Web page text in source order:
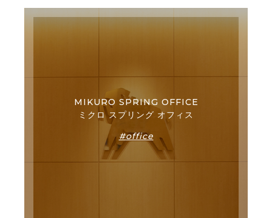
MIKURO SPRING OFFICE
ミクロ スプリング オフィス
#office